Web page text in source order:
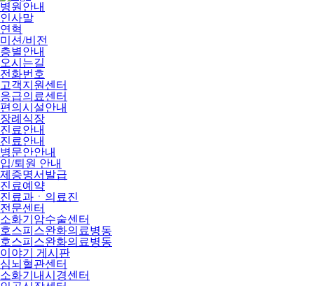
병원안내
인사말
연혁
미션/비전
층별안내
오시는길
전화번호
고객지원센터
응급의료센터
편의시설안내
장례식장
진료안내
진료안내
병문안안내
입/퇴원 안내
제증명서발급
진료예약
진료과ㆍ의료진
전문센터
소화기암수술센터
호스피스완화의료병동
호스피스완화의료병동
이야기 게시판
심뇌혈관센터
소화기내시경센터